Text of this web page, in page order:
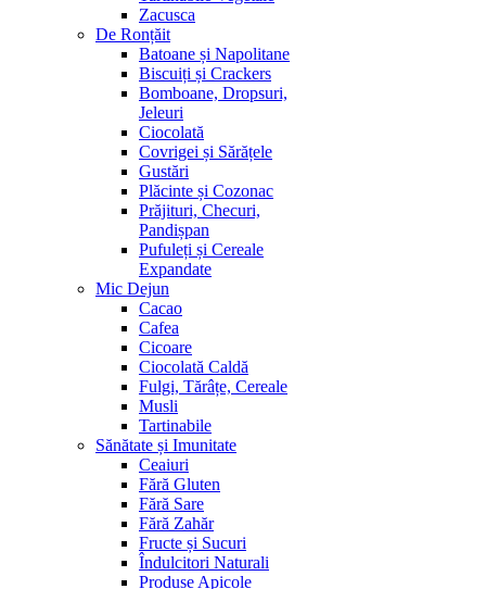
Zacusca
De Ronțăit
Batoane și Napolitane
Biscuiți și Crackers
Bomboane, Dropsuri,
Jeleuri
Ciocolată
Covrigei și Sărățele
Gustări
Plăcinte și Cozonac
Prăjituri, Checuri,
Pandișpan
Pufuleți și Cereale
Expandate
Mic Dejun
Cacao
Cafea
Cicoare
Ciocolată Caldă
Fulgi, Tărâțe, Cereale
Musli
Tartinabile
Sănătate și Imunitate
Ceaiuri
Fără Gluten
Fără Sare
Fără Zahăr
Fructe și Sucuri
Îndulcitori Naturali
Produse Apicole